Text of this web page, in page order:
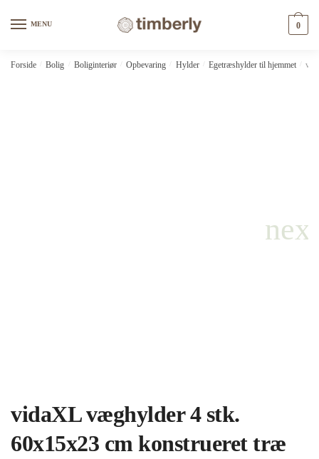
MENU 0
Forside Bolig Boliginteriør Opbevaring Hylder Egetræshylder til hjemmet
vidaXL væghylder 4 stk.
60x15x23 cm konstrueret træ